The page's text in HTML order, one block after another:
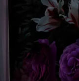
Premium
56 .6734.00€ /m²
Premium vinüül
65 .00 39 .00 €/m²